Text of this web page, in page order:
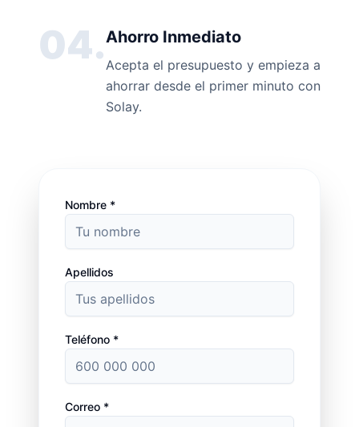
04.Ahorro Inmediato
Acepta el presupuesto y empieza a
ahorrar desde el primer minuto con
Solay.
Nombre *
Apellidos
Teléfono *
Correo *